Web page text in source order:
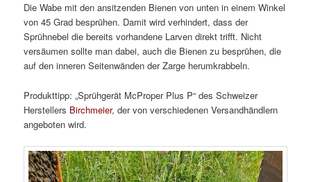
Die Wabe mit den ansitzenden Bienen von unten in einem Winkel
von 45 Grad besprühen. Damit wird verhindert, dass der
Sprühnebel die bereits vorhandene Larven direkt trifft. Nicht
versäumen sollte man dabei, auch die Bienen zu besprühen, die
auf den inneren Seitenwänden der Zarge herumkrabbeln.
Produkttipp: „Sprühgerät McProper Plus P“ des Schweizer
Herstellers Birchmeier, der von verschiedenen Versandhändlern
angeboten wird.